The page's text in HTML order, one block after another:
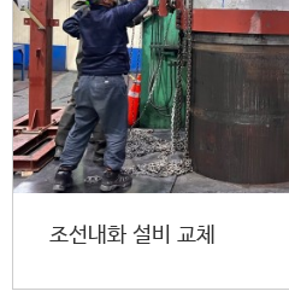
조선내화 설비 교체